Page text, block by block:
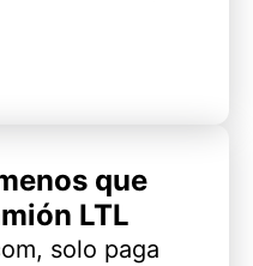
que
LTL
solo paga